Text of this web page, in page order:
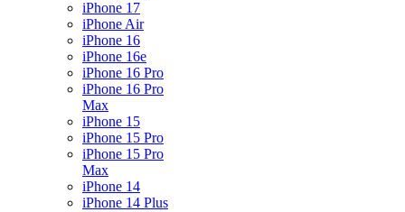
iPhone 17
iPhone Air
iPhone 16
iPhone 16e
iPhone 16 Pro
iPhone 16 Pro
Max
iPhone 15
iPhone 15 Pro
iPhone 15 Pro
Max
iPhone 14
iPhone 14 Plus